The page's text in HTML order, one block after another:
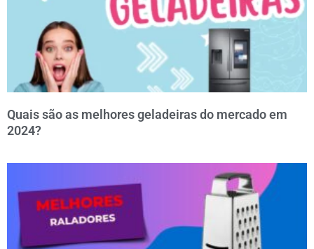
Quais são as melhores geladeiras do mercado em
2024?